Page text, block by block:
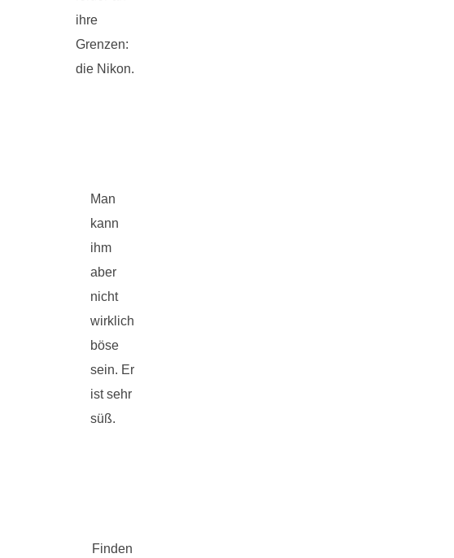
ihre
Grenzen:
die Nikon.
Man
kann
ihm
aber
nicht
wirklich
böse
sein. Er
ist sehr
süß.
Finden